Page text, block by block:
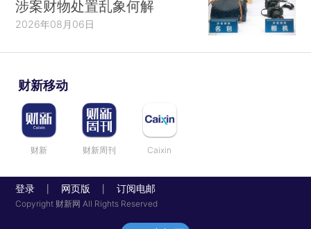
涉案财物处置乱象何解
2026年08月06日
财新移动
财新 财新周刊 Caixin
登录 网页版 订阅电邮
Copyright 财新网 All Rights Reserved